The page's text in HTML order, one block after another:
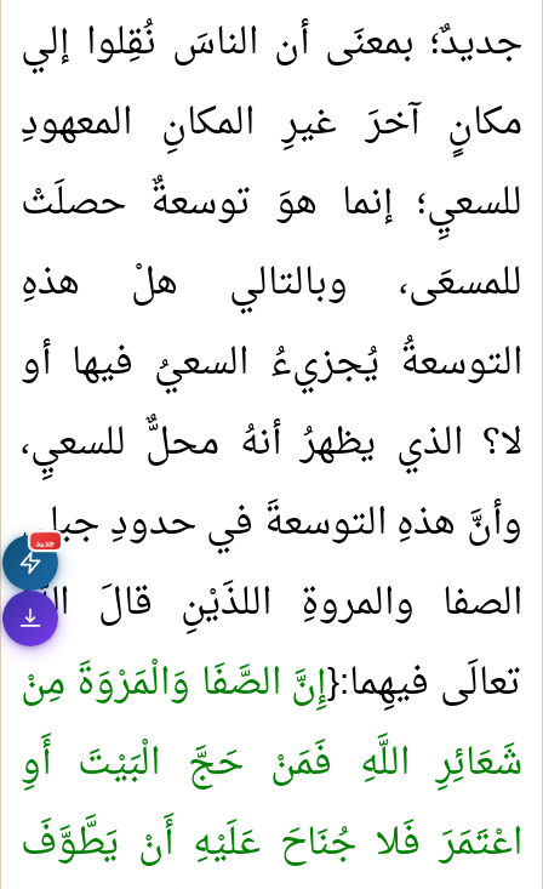
جديد
جديدٌ؛ بمعنَى أن الناسَ نُقِلوا إلي
مكانٍ آخرَ غيرِ المكانِ المعهودِ
للسعيِ؛ إنما هوَ توسعةٌ حصلَتْ
للمسعَى، وبالتالي هلْ هذهِ
التوسعةُ يُجزيءُ السعيُ فيها أو
لا؟ الذي يظهرُ أنهُ محلٌّ للسعيِ،
وأنَّ هذهِ التوسعةَ في حدودِ جبليِ
الصفا والمروةِ اللذَيْنِ قالَ اللهُ
تعالَى فيهِما:{إِنَّ الصَّفَا وَالْمَرْوَةَ مِنْ
شَعَائِرِ اللَّهِ فَمَنْ حَجَّ الْبَيْتَ أَوِ
اعْتَمَرَ فَلا جُنَاحَ عَلَيْهِ أَنْ يَطَّوَّفَ